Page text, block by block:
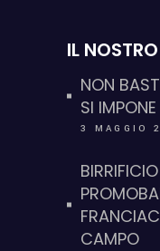
IL
NON
SI
3 MAGGIO
CAMPO